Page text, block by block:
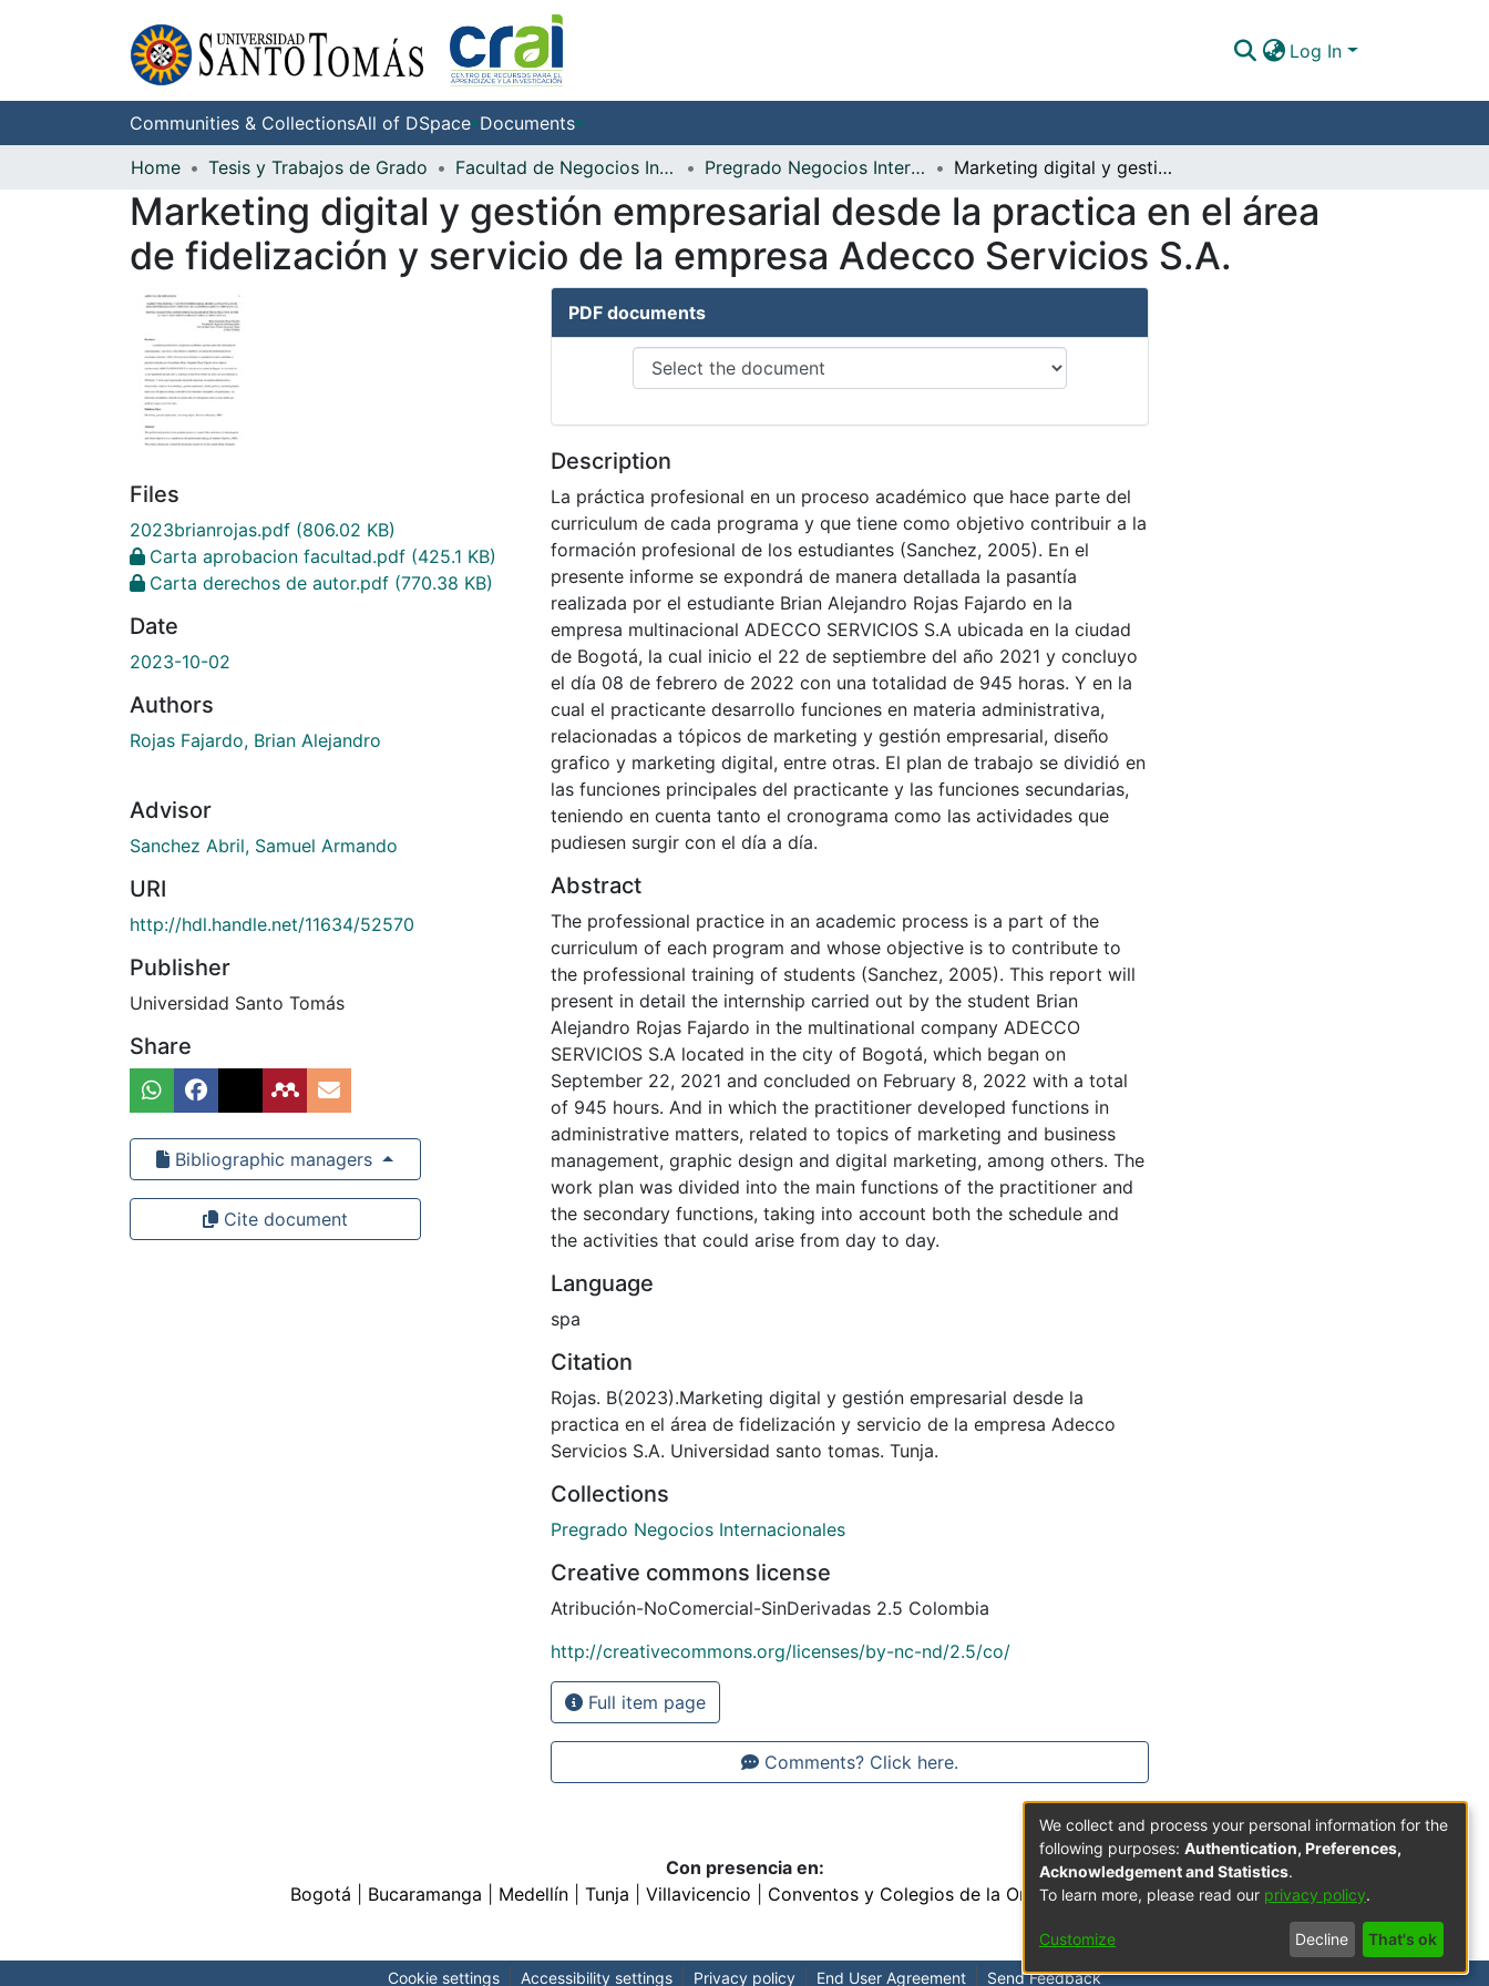
Log In
Communities & CollectionsAll of DSpace Documents
Home
Tesis y Trabajos de Grado Facultad de Negocios Internacionales Pregrado Negocios Internacionales Marketing digital y gestión empresarial desde la practica en el área de fidelización y servicio de la empresa Adecco Servicios S.A.
Marketing digital y gestión empresarial desde la practica en el área
de fidelización y servicio de la empresa Adecco Servicios S.A.
Files
2023brianrojas.pdf (806.02 KB)
Carta aprobacion facultad.pdf (425.1 KB)
Carta derechos de autor.pdf (770.38 KB)
Date
2023-10-02
Authors
Rojas Fajardo, Brian Alejandro
Advisor
Sanchez Abril, Samuel Armando
URI
http://hdl.handle.net/11634/52570
Publisher
Universidad Santo Tomás
Share
Bibliographic managers
Cite document
PDF documents
Description
La práctica profesional en un proceso académico que hace parte del
curriculum de cada programa y que tiene como objetivo contribuir a la
formación profesional de los estudiantes (Sanchez, 2005). En el
presente informe se expondrá de manera detallada la pasantía
realizada por el estudiante Brian Alejandro Rojas Fajardo en la
empresa multinacional ADECCO SERVICIOS S.A ubicada en la ciudad
de Bogotá, la cual inicio el 22 de septiembre del año 2021 y concluyo
el día 08 de febrero de 2022 con una totalidad de 945 horas. Y en la
cual el practicante desarrollo funciones en materia administrativa,
relacionadas a tópicos de marketing y gestión empresarial, diseño
grafico y marketing digital, entre otras. El plan de trabajo se dividió en
las funciones principales del practicante y las funciones secundarias,
teniendo en cuenta tanto el cronograma como las actividades que
pudiesen surgir con el día a día.
Abstract
The professional practice in an academic process is a part of the
curriculum of each program and whose objective is to contribute to
the professional training of students (Sanchez, 2005). This report will
present in detail the internship carried out by the student Brian
Alejandro Rojas Fajardo in the multinational company ADECCO
SERVICIOS S.A located in the city of Bogotá, which began on
September 22, 2021 and concluded on February 8, 2022 with a total
of 945 hours. And in which the practitioner developed functions in
administrative matters, related to topics of marketing and business
management, graphic design and digital marketing, among others. The
work plan was divided into the main functions of the practitioner and
the secondary functions, taking into account both the schedule and
the activities that could arise from day to day.
Language
spa
Citation
Rojas. B(2023).Marketing digital y gestión empresarial desde la
practica en el área de fidelización y servicio de la empresa Adecco
Servicios S.A. Universidad santo tomas. Tunja.
Collections
Pregrado Negocios Internacionales
Creative commons license
Atribución-NoComercial-SinDerivadas 2.5 Colombia
http://creativecommons.org/licenses/by-nc-nd/2.5/co/
Full item page
Comments? Click here.
Con presencia en:
Bogotá
Bucaramanga Medellín| Tunja Villavicencio Conventos y Colegios de la Orden de Predicadores
Cookie settings Accessibility settings Privacy policy End User Agreement Send Feedback
We collect and process your personal information for the
following purposes: Authentication, Preferences,
Acknowledgement and Statistics.
To learn more, please read our privacy policy.
Customize Decline That's ok